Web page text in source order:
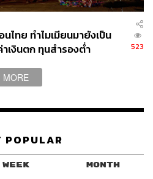
TEAM
ณาธิการ THE STANDARD
THE PHOTOGRAPHER
สุดโต
ธิการภาพ ประจำสำนักข่าว THE
นไทย ทำไมเมียนมายังเป็น
เงินตก ทุนสำรองต่ำ
523
MORE
POPULAR
WEEK MONTH